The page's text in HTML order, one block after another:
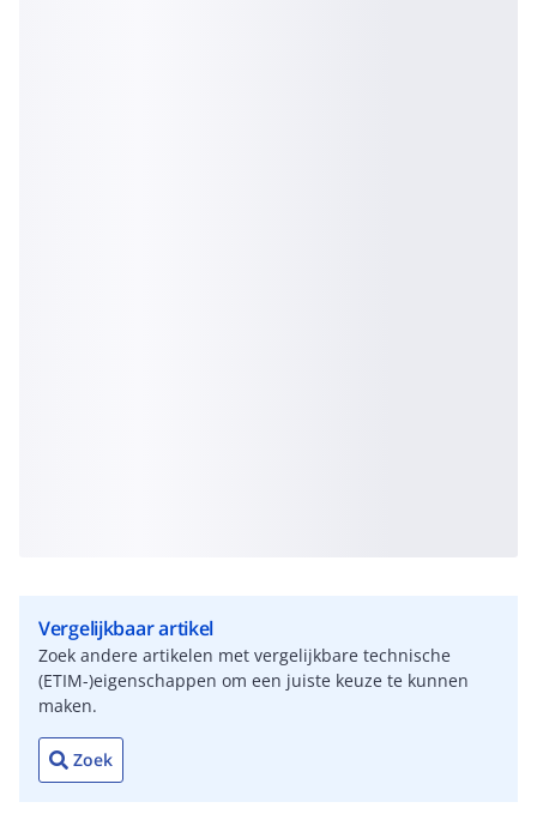
Vergelijkbaar artikel
Zoek andere artikelen met vergelijkbare technische
(ETIM-)eigenschappen om een juiste keuze te kunnen
maken.
Zoek